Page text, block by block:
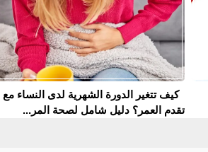
كيف تتغير الدورة الشهرية لدى النساء مع
تقدم العمر؟ دليل شامل لصحة المر...